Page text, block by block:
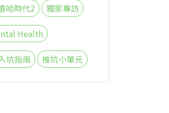
哈時代2 獨家專訪
Health
坑指南 推坑小單元